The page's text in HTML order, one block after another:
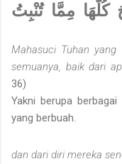
مِمَّا تُنْبِتُ
Mahasuci Tuhan yang
semuanya, baik dari
36)
Yakni berupa
yang berbuah.
dan dari diri mereka